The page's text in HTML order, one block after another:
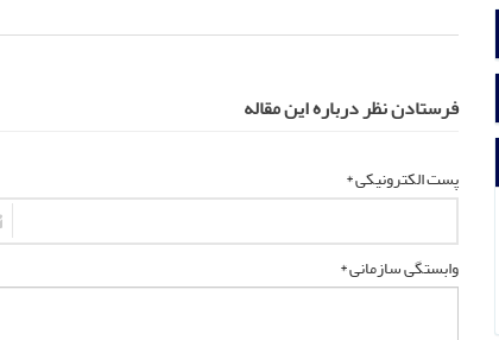
فرستادن نظر درباره این مقاله
پست الکترونیکی *
وابستگی سازمانی *